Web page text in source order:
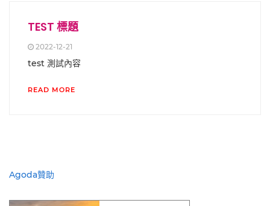
TEST 標題
2022-12-21
test 測試內容
READ MORE
Agoda贊助